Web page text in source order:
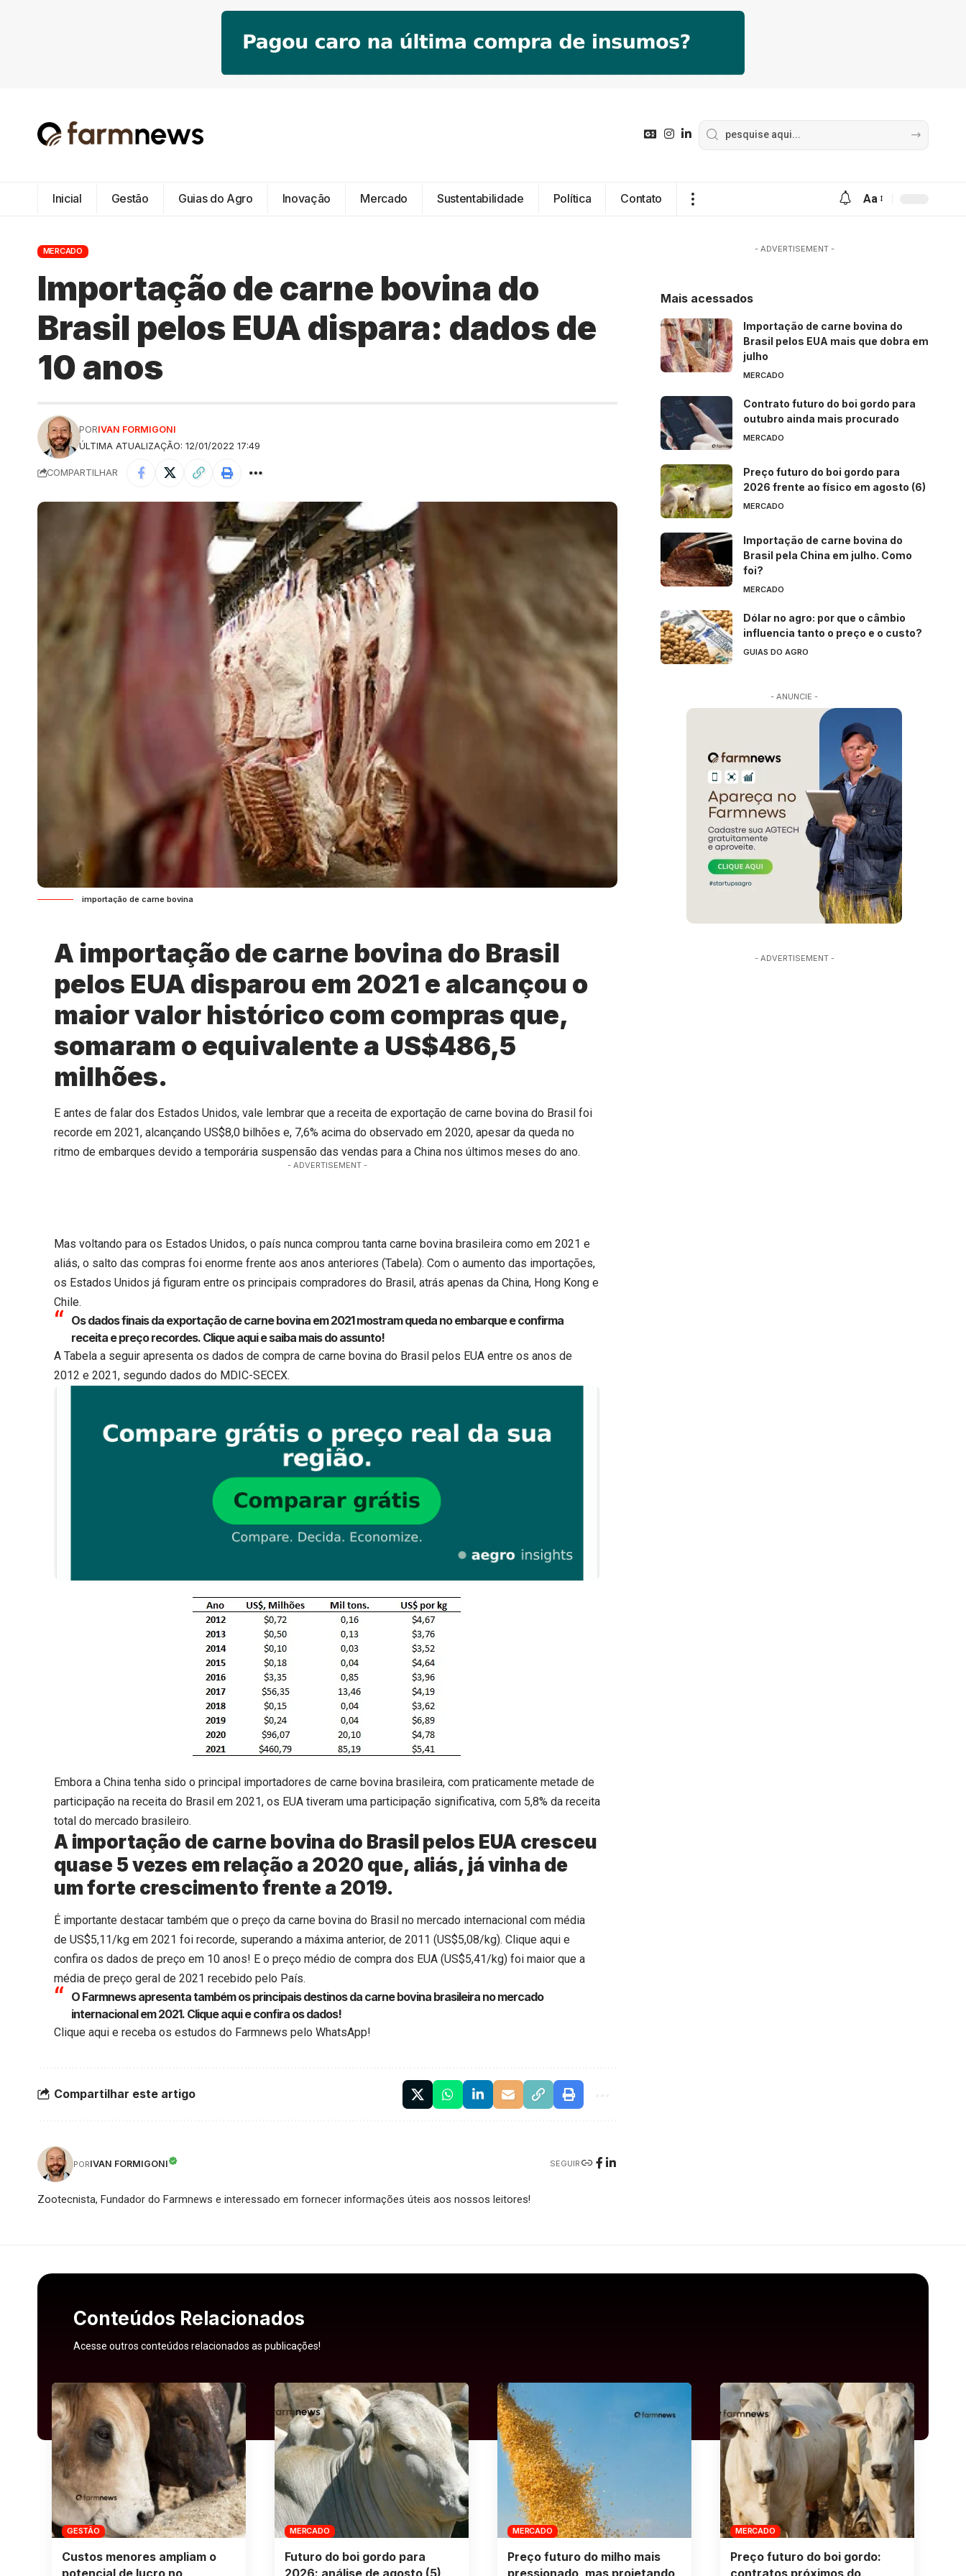
Inicial Gestão Guias do Agro Inovação Mercado Sustentabilidade Política Contato Aa
MERCADO
Importação de carne bovina do
Brasil pelos EUA dispara: dados de
10 anos
ÚLTIMA ATUALIZAÇÃO: 12/01/2022 17:49
PORIVAN FORMIGONI
COMPARTILHAR
importação de carne bovina
A importação de carne bovina do Brasil
pelos EUA disparou em 2021 e alcançou o
maior valor histórico com compras que,
somaram o equivalente a US$486,5
milhões.
E antes de falar dos Estados Unidos, vale lembrar que a receita de exportação de carne bovina do Brasil foi
recorde em 2021, alcançando US$8,0 bilhões e, 7,6% acima do observado em 2020, apesar da queda no
ritmo de embarques devido a temporária suspensão das vendas para a China nos últimos meses do ano.
- ADVERTISEMENT -
Mas voltando para os Estados Unidos, o país nunca comprou tanta carne bovina brasileira como em 2021 e
aliás, o salto das compras foi enorme frente aos anos anteriores (Tabela). Com o aumento das importações,
os Estados Unidos já figuram entre os principais compradores do Brasil, atrás apenas da China, Hong Kong e
Chile.
Os dados finais da exportação de carne bovina em 2021 mostram queda no embarque e confirma
receita e preço recordes. Clique aquie saiba mais do assunto!
A Tabela a seguir apresenta os dados de compra de carne bovina do Brasil pelos EUA entre os anos de
2012 e 2021, segundo dados do MDIC-SECEX.
Embora a China tenha sido o principal importadores de carne bovina brasileira, com praticamente metade de
participação na receita do Brasil em 2021, os EUA tiveram uma participação significativa, com 5,8% da receita
total do mercado brasileiro.
A importação de carne bovina do Brasil pelos EUA cresceu
quase 5 vezes em relação a 2020 que, aliás, já vinha de
um forte crescimento frente a 2019.
É importante destacar também que o preço da carne bovina do Brasil no mercado internacional com média
de US$5,11/kg em 2021 foi recorde, superando a máxima anterior, de 2011 (US$5,08/kg).Clique aqui e
confira os dados de preço em 10 anos! E o preço médio de compra dos EUA (US$5,41/kg) foi maior que a
média de preço geral de 2021 recebido pelo País.
O Farmnews apresenta também os principais destinos da carne bovina brasileira no mercado
internacional em 2021. Clique aquie confira os dados!
Clique aqui e receba os estudos do Farmnews pelo WhatsApp!
Compartilhar este artigo
PORIVAN FORMIGONI SEGUIR
Zootecnista, Fundador do Farmnews e interessado em fornecer informações úteis aos nossos leitores!
- ADVERTISEMENT -
Mais acessados
Importação de carne bovina do
Brasil pelos EUA mais que dobra em
julho
MERCADO
Contrato futuro do boi gordo para
outubro ainda mais procurado
MERCADO
Preço futuro do boi gordo para
2026 frente ao físico em agosto (6)
MERCADO
Importação de carne bovina do
Brasil pela China em julho. Como
foi?
MERCADO
Dólar no agro: por que o câmbio
influencia tanto o preço e o custo?
GUIAS DO AGRO
- ANUNCIE -
- ADVERTISEMENT -
Conteúdos Relacionados
Acesse outros conteúdos relacionados as publicações!
GESTÃO
Custos menores ampliam o
potencial de lucro no
MERCADO
Futuro do boi gordo para
2026: análise de agosto (5)
MERCADO
Preço futuro do milho mais
pressionado, mas projetando
MERCADO
Preço futuro do boi gordo:
contratos próximos do